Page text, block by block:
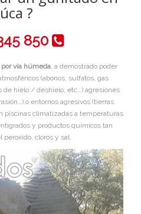
?
850
vía húmeda, a demostrado poder
(abonos, sulfatos, gas
de hielo / deshielo, etc…) agresiones
o entornos agresivos (tierras
piscinas climatizadas a temperaturas
y productos químicos tan
peroxido, cloros y sal.